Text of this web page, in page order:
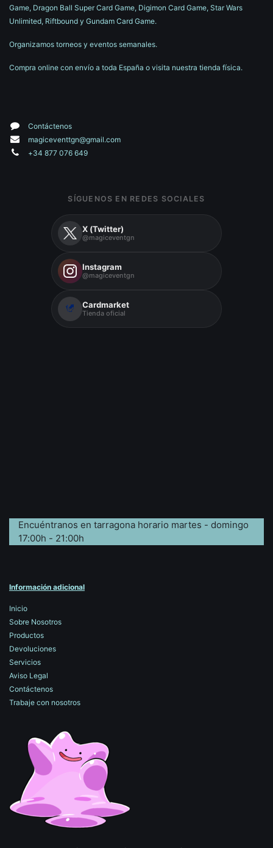
Game, Dragon Ball Super Card Game, Digimon Card Game, Star Wars
Unlimited, Riftbound y Gundam Card Game.
Organizamos torneos y eventos semanales.
Compra online con envío a toda España o visita nuestra tienda física.
Contáctenos
magiceventtgn@gmail.com
+34 877 076 649
SÍGUENOS EN REDES SOCIALES
X (Twitter)
@magiceventgn
Instagram
@magiceventgn
Cardmarket
Tienda oficial
Encuéntranos en tarragona horario martes - domingo
17:00h - 21:00h
Información adicional
Inicio
Sobre Nosotros
Productos
Devoluciones
Servicios
Aviso Legal
Contáctenos
Trabaje con nosotros